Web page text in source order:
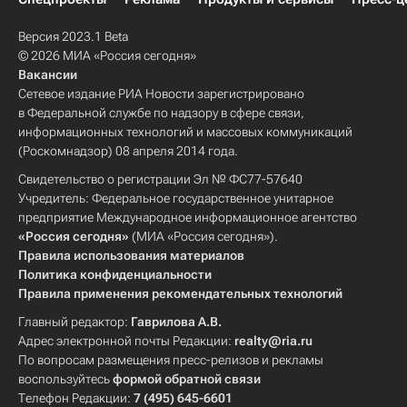
Версия 2023.1 Beta
© 2026 МИА «Россия сегодня»
Вакансии
Сетевое издание РИА Новости зарегистрировано
в Федеральной службе по надзору в сфере связи,
информационных технологий и массовых коммуникаций
(Роскомнадзор) 08 апреля 2014 года.
Свидетельство о регистрации Эл № ФС77-57640
Учредитель: Федеральное государственное унитарное
предприятие Международное информационное агентство
«Россия сегодня» (МИА «Россия сегодня»).
Правила использования материалов
Политика конфиденциальности
Правила применения рекомендательных технологий
Главный редактор: Гаврилова А.В.
Адрес электронной почты Редакции: realty@ria.ru
По вопросам размещения пресс-релизов и рекламы
воспользуйтесьформой обратной связи
Телефон Редакции: 7 (495) 645-6601